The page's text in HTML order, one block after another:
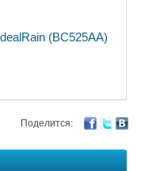
(BC525AA)
Поделится: